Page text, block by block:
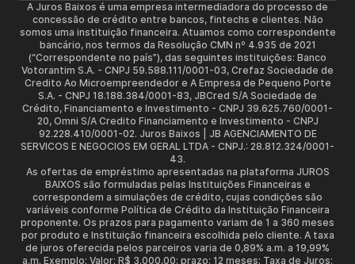
A Juros Baixos é uma empresa intermediadora do processo de
concessão de crédito entre bancos, fintechs e clientes. Não
somos uma instituição financeira. Atuamos como correspondente
bancário, nos termos da Resolução CMN nº 4.935 de 2021
(“Correspondente no país”), das seguintes instituições: Banco
Votorantim S.A. - CNPJ 59.588.111/0001-03, Crefaz Sociedade de
Credito Ao Microempreendedor e A Empresa de Pequeno Porte
S.A. - CNPJ 18.188.384/0001-83, JBCred S/A Sociedade de
Crédito, Financiamento e Investimento - CNPJ 39.625.760/0001-
20, Omni S/A Credito Financiamento e Investimento - CNPJ
92.228.410/0001-02. Juros Baixos | JB AGENCIAMENTO DE
SERVICOS E NEGOCIOS EM GERAL LTDA - CNPJ.: 28.812.324/0001-
43.
As ofertas de empréstimo apresentadas na plataforma JUROS
BAIXOS são formuladas pelas Instituições Financeiras e
correspondem a simulações de crédito, cujas condições são
variáveis conforme Política de Crédito da Instituição Financeira
proponente. Os prazos para pagamento variam de 1 a 360 meses
por produto e Instituição financeira escolhida pelo cliente. A taxa
de juros oferecida pelos parceiros varia de 0,89% a.m. a 19,99%
a.m. Exemplo: Valor: R$ 3.000,00; prazo: 12 meses; Taxa de Juros: